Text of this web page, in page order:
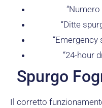
“Ditte
“Emergency
“24-hour
Spurgo
Il corretto